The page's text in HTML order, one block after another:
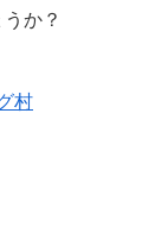
か？
村